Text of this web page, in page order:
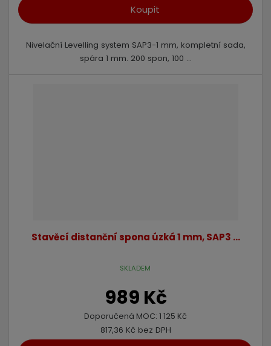
Koupit
Nivelační Levelling system SAP3-1 mm, kompletní sada,
spára 1 mm. 200 spon, 100 ...
Stavěcí distanční spona úzká 1 mm, SAP3 ...
989 Kč
Doporučená MOC: 1 125 Kč
817,36 Kč bez DPH
SKLADEM